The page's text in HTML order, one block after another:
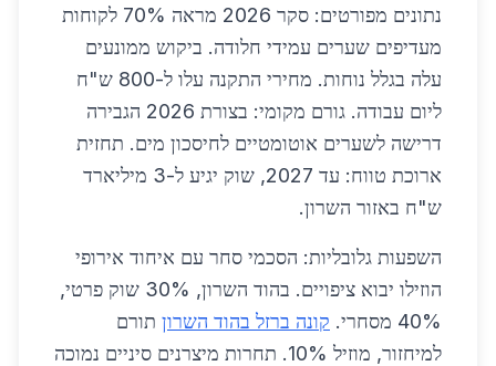
נתונים מפורטים: סקר 2026 מראה 70% לקוחות
מעדיפים שערים עמידי חלודה. ביקוש ממונעים
עלה בגלל נוחות. מחירי התקנה עלו ל-800 ש"ח
ליום עבודה. גורם מקומי: בצורת 2026 הגבירה
דרישה לשערים אוטומטיים לחיסכון מים. תחזית
ארוכת טווח: עד 2027, שוק יגיע ל-3 מיליארד
ש"ח באזור השרון.
השפעות גלובליות: הסכמי סחר עם איחוד אירופי
הוזילו יבוא ציפויים. בהוד השרון, 30% שוק פרטי,
40% מסחרי.
קונה ברזל בהוד השרון תורם
למיחזור, מוזיל 10%. תחרות מיצרנים סיניים נמוכה